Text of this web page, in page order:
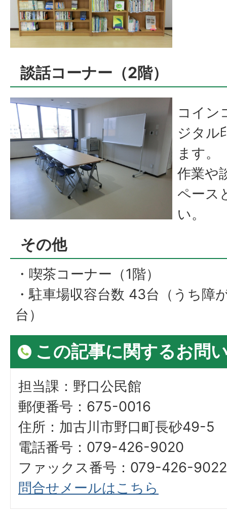
談話コーナー（2階）
コイン
ジタル
ます。
作業や
ペース
い。
その他
・喫茶コーナー（1階）
・駐車場収容台数 43台（うち障
台）
この記事に関するお問
担当課：野口公民館
郵便番号：675-0016
住所：加古川市野口町長砂49-5
電話番号：079-426-9020
ファックス番号：079-426-9022
問合せメールはこちら